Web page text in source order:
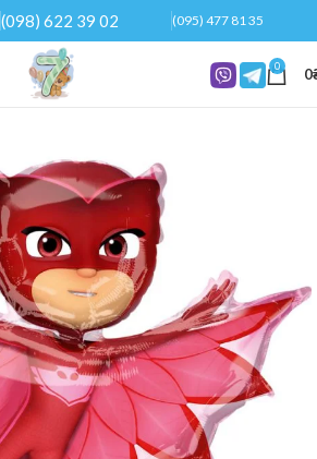
(098) 622 39 02 (095) 477 81 35
0 0